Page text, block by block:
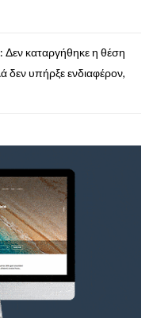
Δεν καταργήθηκε η θέση
δεν υπήρξε ενδιαφέρον,